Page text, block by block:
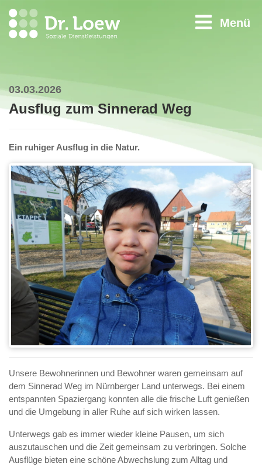
Menü
03.03.2026
Ausflug zum Sinnerad Weg
Ein ruhiger Ausflug in die Natur.
Unsere Bewohnerinnen und Bewohner waren gemeinsam auf
dem Sinnerad Weg im Nürnberger Land unterwegs. Bei einem
entspannten Spaziergang konnten alle die frische Luft genießen
und die Umgebung in aller Ruhe auf sich wirken lassen.
Unterwegs gab es immer wieder kleine Pausen, um sich
auszutauschen und die Zeit gemeinsam zu verbringen. Solche
Ausflüge bieten eine schöne Abwechslung zum Alltag und